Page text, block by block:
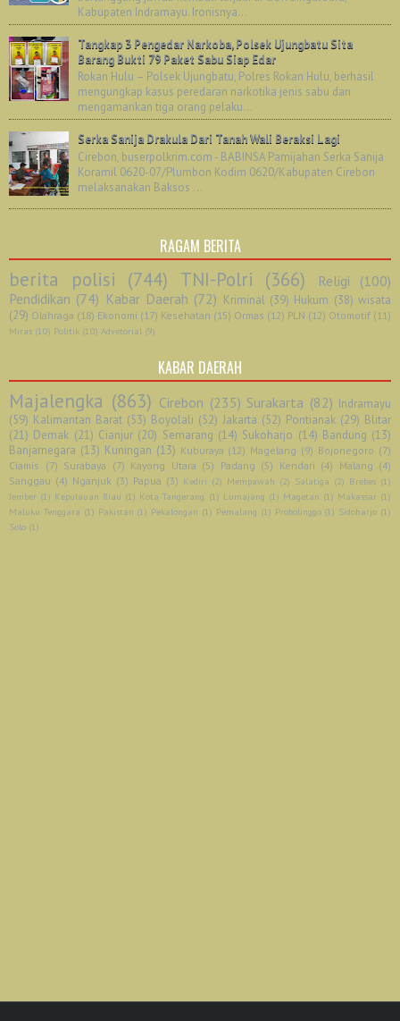
Kabupaten Indramayu. Ironisnya...
Tangkap 3 Pengedar Narkoba, Polsek Ujungbatu Sita
Barang Bukti 79 Paket Sabu Siap Edar
Rokan Hulu – Polsek Ujungbatu, Polres Rokan Hulu, berhasil
mengungkap kasus peredaran narkotika jenis sabu dan
mengamankan tiga orang pelaku...
Serka Sanija Drakula Dari Tanah Wali Beraksi Lagi
Cirebon, buserpolkrim.com - BABINSA Pamijahan Serka Sanija
Koramil 0620-07/Plumbon Kodim 0620/Kabupaten Cirebon
melaksanakan Baksos ...
RAGAM BERITA
berita polisi (744) TNI-Polri (366) Religi
(100)
Pendidikan (74) Kabar Daerah (72) Kriminal (39) Hukum (38) wisata
(29) Olahraga (18) Ekonomi (17) Kesehatan (15) Ormas (12) PLN (12) Otomotif (11)
Miras (10) Politik (10) Advetorial (9)
KABAR DAERAH
Majalengka (863) Cirebon (235) Surakarta (82) Indramayu
(59) Kalimantan Barat (53) Boyolali (52) Jakarta (52) Pontianak (29) Blitar
(21) Demak (21) Cianjur (20) Semarang (14) Sukoharjo (14) Bandung (13)
Banjarnegara (13) Kuningan (13) Kuburaya (12) Magelang (9) Bojonegoro (7)
Ciamis (7) Surabaya (7) Kayong Utara (5) Padang (5) Kendari (4) Malang (4)
Sanggau (4) Nganjuk (3) Papua (3) Kediri (2) Mempawah (2) Salatiga (2) Brebes (1)
Jember (1) Kepulauan Riau (1) Kota Tangerang (1) Lumajang (1) Magetan (1) Makassar (1)
Maluku Tenggara (1) Pakistan (1) Pekalongan (1) Pemalang (1) Probolinggo (1) Sidoharjo (1)
Solo (1)